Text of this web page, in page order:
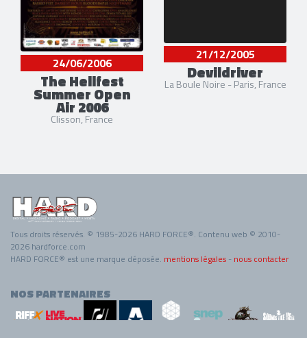
24/06/2006
The Hellfest
Summer Open
Air 2006
Clisson, France
21/12/2005
Devildriver
La Boule Noire - Paris, France
Tous droits réservés. © 1985-2026 HARD FORCE®. Contenu web © 2010-
2026 hardforce.com
HARD FORCE® est une marque déposée. mentions légales - nous contacter
NOS PARTENAIRES